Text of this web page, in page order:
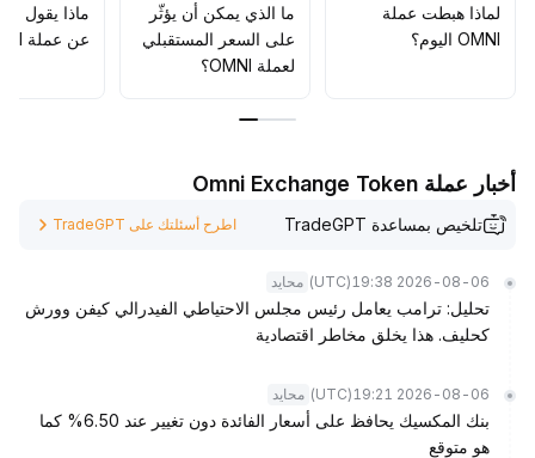
مستويات الدعم الرئيسية وانتظار إعادة تقييم السوق
لماذا هبطت عملة
OMNI اليوم؟
ما الذي يمكن أن يؤثّر
على السعر المستقبلي
لعملة OMNI؟
ماذا يقول
عن عملة OMNI؟
أخبار عملة Omni Exchange Token
تلخيص بمساعدة TradeGPT اطرح أسئلتك على TradeGPT
2026-08-06 19:38
(UTC) محايد
تحليل: ترامب يعامل رئيس مجلس الاحتياطي الفيدرالي كيفن وورش
كحليف. هذا يخلق مخاطر اقتصادية
2026-08-06 19:21
(UTC) محايد
بنك المكسيك يحافظ على أسعار الفائدة دون تغيير عند 6.50% كما
هو متوقع